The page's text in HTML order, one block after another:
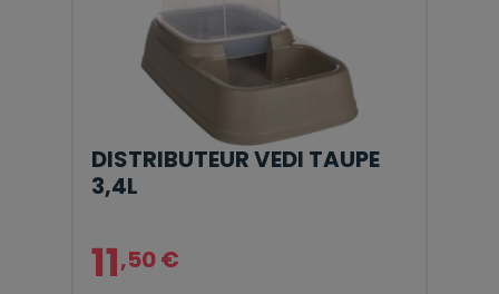
DISTRIBUTEUR VEDI TAUPE
3,4L
11,50 €